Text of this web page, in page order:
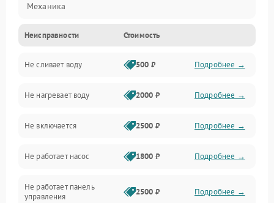
Механика
Управление
Электропитание
Датчики
Нагрев
Вода
Гигиена
Неисправности Стоимость
Не сливает воду 500 ₽ Подробнее →
Не нагревает воду 2000 ₽ Подробнее →
Не включается 2500 ₽ Подробнее →
Не работает насос 1800 ₽ Подробнее →
Не работает панель
управления
2500 ₽ Подробнее →